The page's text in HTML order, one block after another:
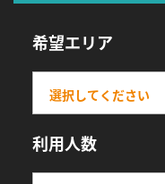
希望エリア
利用人数